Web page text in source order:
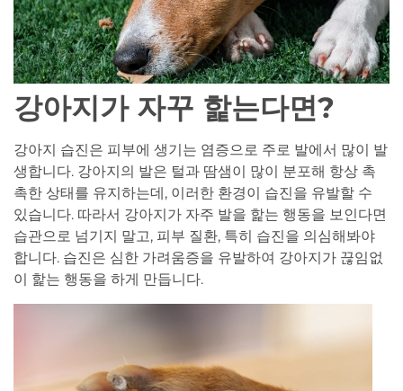
강아지가 자꾸 핥는다면?
강아지 습진은 피부에 생기는 염증으로 주로 발에서 많이 발
생합니다. 강아지의 발은 털과 땀샘이 많이 분포해 항상 촉
촉한 상태를 유지하는데, 이러한 환경이 습진을 유발할 수
있습니다. 따라서 강아지가 자주 발을 핥는 행동을 보인다면
습관으로 넘기지 말고, 피부 질환, 특히 습진을 의심해봐야
합니다. 습진은 심한 가려움증을 유발하여 강아지가 끊임없
이 핥는 행동을 하게 만듭니다.